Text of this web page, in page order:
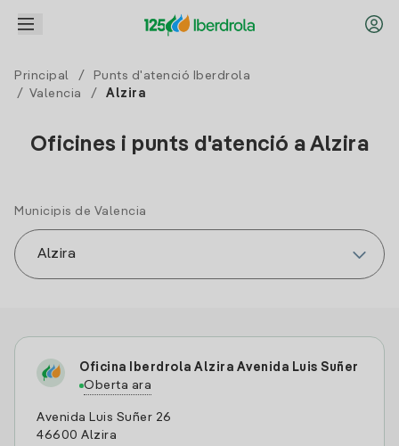
Principal /
Punts d'atenció Iberdrola
/ Valencia / Alzira
Oficines i punts d'atenció a Alzira
Municipis de Valencia
Oficina Iberdrola Alzira Avenida Luis Suñer
Oberta ara
Avenida Luis Suñer 26
46600 Alzira